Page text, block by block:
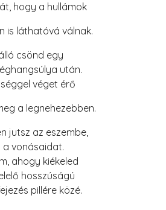
hogy a hullámok
is láthatóvá válnak.
csönd egy
után.
véget érő
a legnehezebben.
jutsz az eszembe,
a vonásaidat.
ahogy kiékeled
hosszúságú
pillére közé.